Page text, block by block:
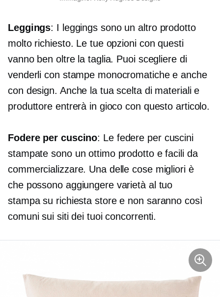
Leggings: I leggings sono un altro prodotto
molto richiesto. Le tue opzioni con questi
vanno ben oltre la taglia. Puoi scegliere di
venderli con stampe monocromatiche e anche
con design. Anche la tua scelta di materiali e
produttore entrerà in gioco con questo articolo.
Fodere per cuscino: Le federe per cuscini
stampate sono un ottimo prodotto e facili da
commercializzare. Una delle cose migliori è
che possono aggiungere varietà al tuo
stampa su richiestastore e non saranno così
comuni sui siti dei tuoi concorrenti.